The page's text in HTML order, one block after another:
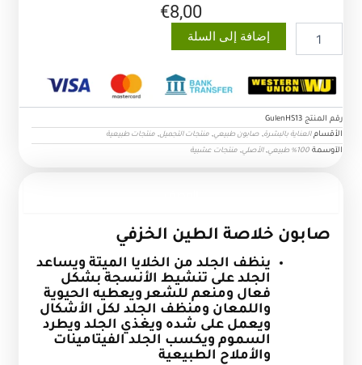
€8,00
كمية
صابون
خلاصة
الطين
الخزفي
إضافة إلى السلة
رقم المنتج GulenHS13
الأقسام العناية بالبشرة, صابون طبيعي, منتجات التجميل, منتجات طبيعية
الآوسمة 100% طبيعي ,الأصلي, منتجات عشبية
صابون خلاصة الطين الخزفي
ينظف الجلد من الخلايا الميتة ويساعد
الجلد على تنشيط الأنسجة بشكل
فعال ومنعم للشعر ويعطيه الحيوية
واللمعان ومنظف الجلد لكل الأشكال
ويعمل على شده ويغذي الجلد ويطرد
السموم ويكسب الجلد الفيتامينات
والأملاح الطبيعية